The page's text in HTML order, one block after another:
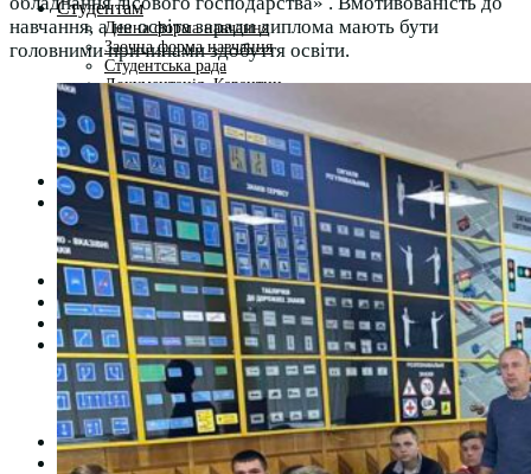
Студентам
Денна форма навчання
Заочна форма навчання
Студентська рада
Документація. Карантин
Документація. Воєнний стан
Центр кар’єри та працевлаштування
Центр дуальної освіти
Неформальна та інформальна освіта
Вступникам
Міжнародне співробітництво
Міжнародне співробітництво для викладачів
Міжнародне співробітництво для студентів
Угоди та договори
Вісник
Контакти
Публічність
Кваліфікаційний центр МФК
Нормативно-правова база
Форма заяви здобувача
Перелік професій
Професійні стандарти
Майстри сервісних центрів
Про формальну, неформальну та інформальну освіту
навчання, а не освіта заради диплома мають бути
головними причинами здобуття освіти.